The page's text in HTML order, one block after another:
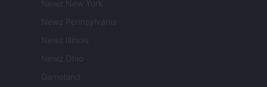
Newz New York
Newz Pennsylvania
Newz Illinois
Newz Ohio
Gameland